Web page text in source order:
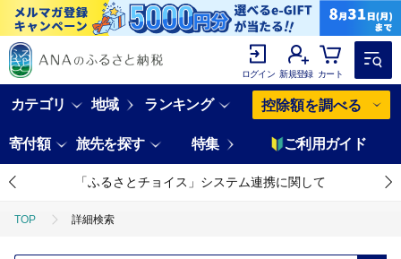
ログイン 新規登録 カート
カテゴリ 地域 ランキング 控除額を調べる
寄付額 旅先を探す 特集 ご利用ガイド
「ふるさとチョイス」システム連携に関して
TOP 詳細検索